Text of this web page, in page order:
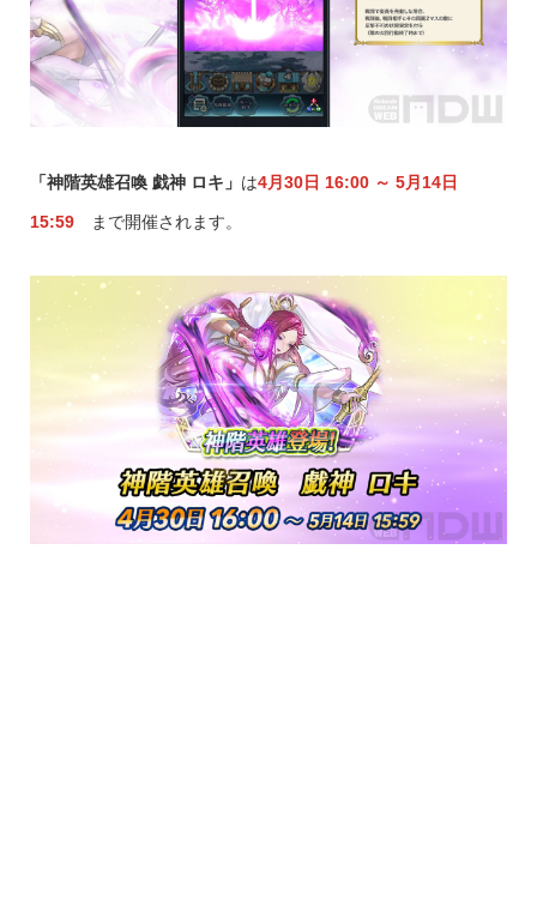
「神階英雄召喚 戯神 ロキ」 は4月30日 16:00 ～ 5月14日
15:59まで開催されます。